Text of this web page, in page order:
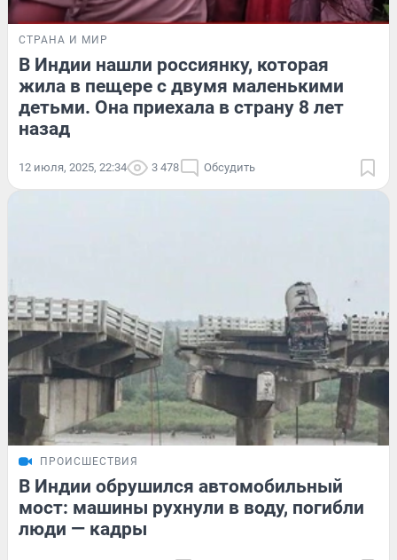
СТРАНА И МИР
В Индии нашли россиянку, которая
жила в пещере с двумя маленькими
детьми. Она приехала в страну 8 лет
назад
12 июля, 2025, 22:34 3 478 Обсудить
ПРОИСШЕСТВИЯ
В Индии обрушился автомобильный
мост: машины рухнули в воду, погибли
люди — кадры